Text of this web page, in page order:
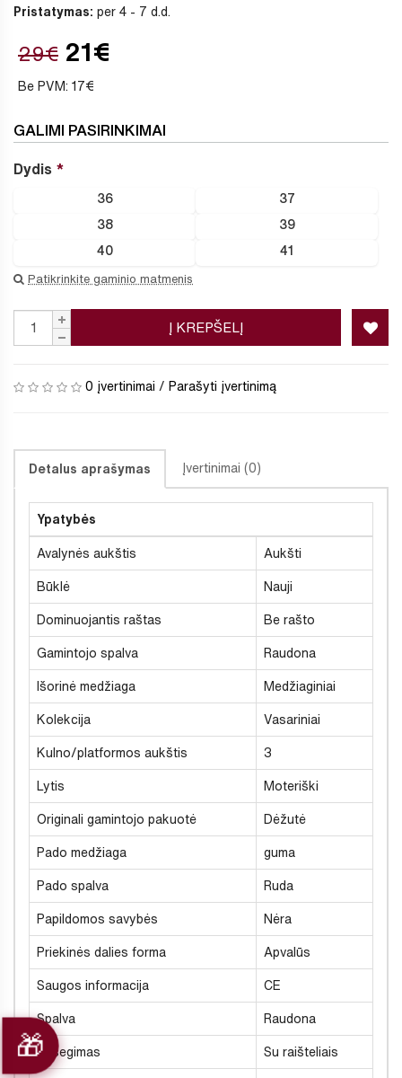
Pristatymas: per 4 - 7 d.d.
29€ 21€
Be PVM: 17€
GALIMI PASIRINKIMAI
Dydis
36 37
38 39
40 41
Patikrinkite gaminio matmenis
Į KREPŠELĮ
0 įvertinimai / Parašyti įvertinimą
Detalus aprašymas Įvertinimai (0)
Ypatybės
Avalynės aukštis Aukšti
Būklė Nauji
Dominuojantis raštas Be rašto
Gamintojo spalva Raudona
Išorinė medžiaga Medžiaginiai
Kolekcija Vasariniai
Kulno/platformos aukštis 3
Lytis Moteriški
Originali gamintojo pakuotė Dėžutė
Pado medžiaga guma
Pado spalva Ruda
Papildomos savybės Nėra
Priekinės dalies forma Apvalūs
Saugos informacija CE
Spalva Raudona
Užsegimas Su raišteliais